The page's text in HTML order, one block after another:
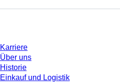
Karriere
Über uns
Historie
Einkauf und Logistik